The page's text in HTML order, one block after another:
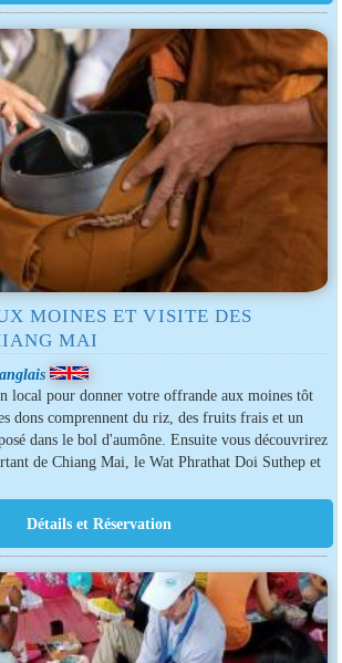
MOINES ET VISITE DES
MAI
local pour donner votre offrande aux moines tôt
dons comprennent du riz, des fruits frais et un
dans le bol d'aumône. Ensuite vous découvrirez
de Chiang Mai, le Wat Phrathat Doi Suthep et